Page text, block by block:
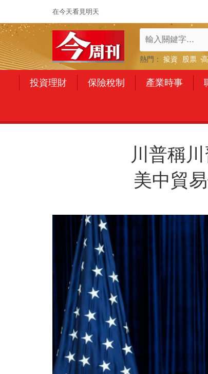
在今天看見明天
熱門： 投資 股票
投資理財 保險稅制 產業時事
川普稱
美中貿